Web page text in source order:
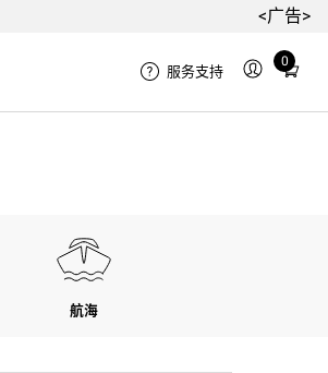
<广告>
服务支持
0
Total
in
航海